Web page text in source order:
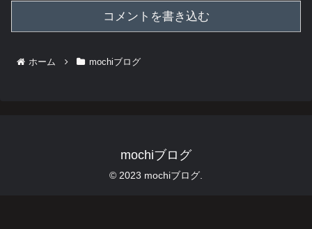
コメントを書き込む
ホーム mochiブログ
mochiブログ
© 2023 mochiブログ.